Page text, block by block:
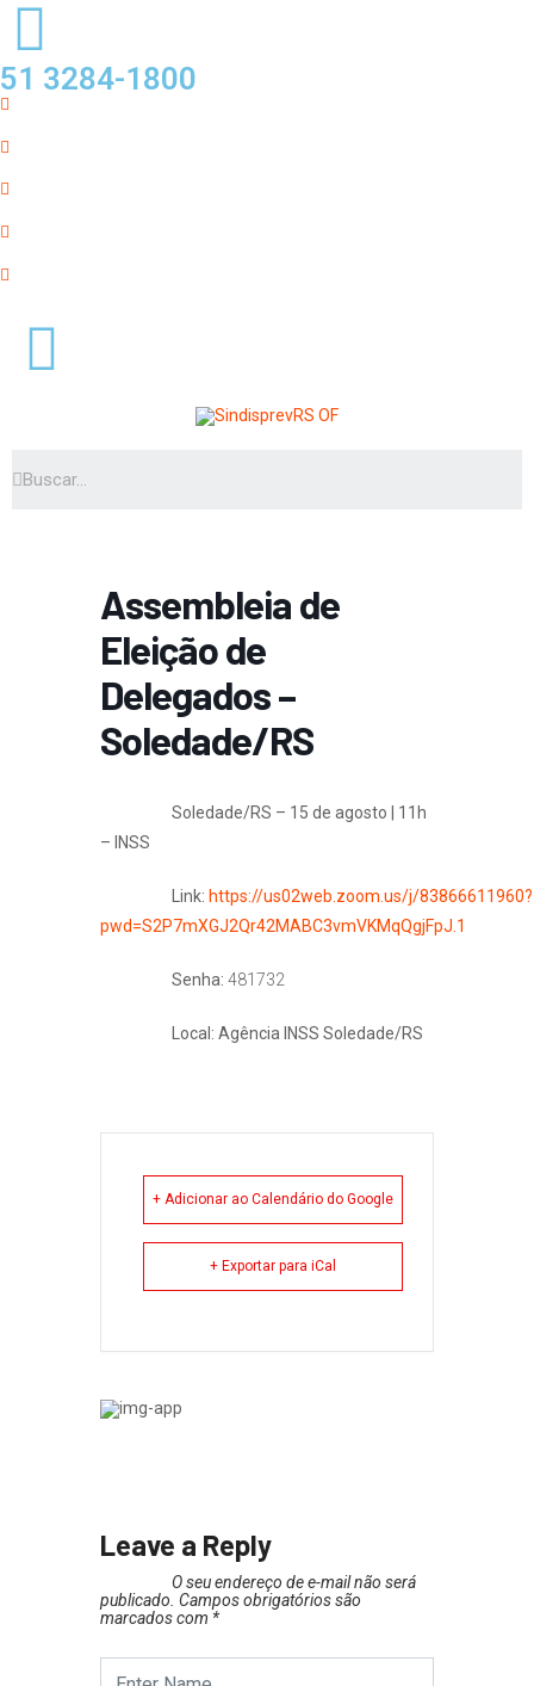
51 3284-1800
Assembleia de
Eleição de
Delegados –
Soledade/RS
Soledade/RS – 15 de agosto | 11h
– INSS
Link: https://us02web.zoom.us/j/83866611960?
pwd=S2P7mXGJ2Qr42MABC3vmVKMqQgjFpJ.1
Senha: 481732
Local: Agência INSS Soledade/RS
+ Adicionar ao Calendário do Google
+ Exportar para iCal
Leave a Reply
O seu endereço de e-mail não será
publicado. Campos obrigatórios são
marcados com *